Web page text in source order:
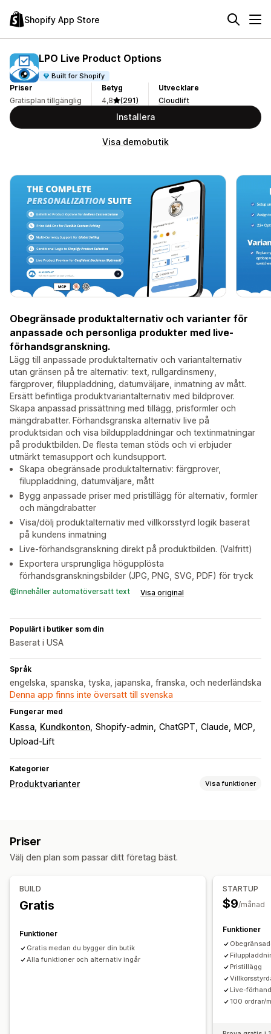
Shopify App Store
LPO Live Product Options
Built for Shopify
Priser
Gratisplan tillgänglig
Betyg
4,8
(291)
Utvecklare
Cloudlift
Installera
Visa demobutik
Obegränsade produktalternativ och varianter för
anpassade och personliga produkter med live-
förhandsgranskning.
Lägg till anpassade produktalternativ och variantalternativ
utan gränsen på tre alternativ: text, rullgardinsmeny,
färgprover, filuppladdning, datumväljare, inmatning av mått.
Ersätt befintliga produktvariantalternativ med bildprover.
Skapa anpassad prissättning med tillägg, prisformler och
mängdrabatter. Förhandsgranska alternativ live på
produktsidan och visa bilduppladdningar och textinmatningar
på produktbilden. De flesta teman stöds och vi erbjuder
utmärkt temasupport och kundsupport.
Skapa obegränsade produktalternativ: färgprover,
filuppladdning, datumväljare, mått
Bygg anpassade priser med pristillägg för alternativ, formler
och mängdrabatter
Visa/dölj produktalternativ med villkorsstyrd logik baserat
på kundens inmatning
Live-förhandsgranskning direkt på produktbilden. (Valfritt)
Exportera ursprungliga högupplösta
förhandsgranskningsbilder (JPG, PNG, SVG, PDF) för tryck
Innehåller automatöversatt text Visa original
Populärt i butiker som din
Baserat i USA
Språk
engelska, spanska, tyska, japanska, franska, och nederländska
Denna app finns inte översatt till svenska
Fungerar med
Kassa Kundkonton Shopify-admin ChatGPT Claude
MCP
Upload-Lift
Kategorier
Produktvarianter Visa funktioner
Dimensioner
Siffror
Alternativknappar Anpassad text
Import och export
Prissättning för bulkorder
Anpassad prissättning Dynamisk prissättning
Rabattalternativ Tillägg Tilläggsavgifter för varianter
Priser
Välj den plan som passar ditt företag bäst.
BUILD
Gratis
Funktioner
Gratis medan du bygger din butik
Alla funktioner och alternativ ingår
STARTUP
$9/månad
Funktioner
Pristillägg
Live-
100 ordrar/